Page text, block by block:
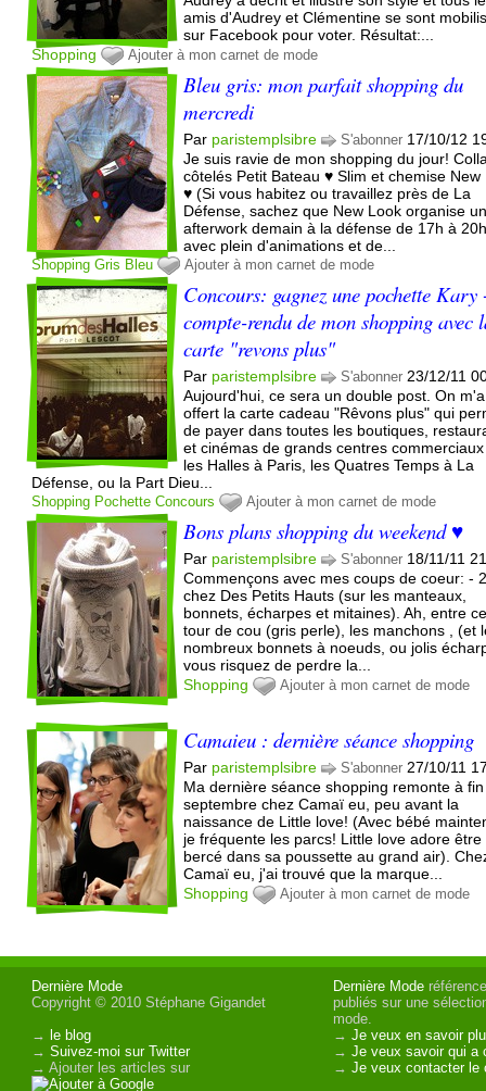
amis d'Audrey et Clémentine se sont
sur Facebook pour voter. Résultat:...
Shopping
Ajouter à mon carnet de mode
Bleu gris: mon parfait shopping du
mercredi
Par paristemplsibre S'abonner 17/10/12
Je suis ravie de mon shopping du jour!
côtelés Petit Bateau ♥ Slim et chemise New
♥ (Si vous habitez ou travaillez près de La
Défense, sachez que New Look organise
afterwork demain à la défense de 17h à
avec plein d'animations et de...
Shopping Gris Bleu Ajouter à mon carnet de mode
Concours: gagnez une pochette
compte-rendu de mon shopping avec
carte "revons plus"
Par paristemplsibre S'abonner 23/12/11
Aujourd'hui, ce sera un double post. On m'a
offert la carte cadeau "Rêvons plus" qui
de payer dans toutes les boutiques,
et cinémas de grands centres
les Halles à Paris, les Quatres Temps à La
Défense, ou la Part Dieu...
Shopping Pochette Concours Ajouter à mon carnet de mode
Bons plans shopping du weekend ♥
Par paristemplsibre S'abonner 18/11/11
Commençons avec mes coups de coeur: -
chez Des Petits Hauts (sur les manteaux,
bonnets, écharpes et mitaines). Ah, entre
tour de cou (gris perle), les manchons , (et
nombreux bonnets à noeuds, ou jolis
vous risquez de perdre la...
Shopping
Ajouter à mon carnet de mode
Camaieu : dernière séance shopping
Par paristemplsibre S'abonner 27/10/11
Ma dernière séance shopping remonte à fin
septembre chez Camaï eu, peu avant la
naissance de Little love! (Avec bébé
je fréquente les parcs! Little love adore être
bercé dans sa poussette au grand air).
Camaï eu, j'ai trouvé que la marque...
Shopping
Ajouter à mon carnet de mode
Dernière Mode
Copyright © 2010 Stéphane Gigandet
→ le blog
→Suivez-moi sur Twitter
→ Ajouter les articles sur
Dernière Mode
publiés sur une
mode.
→Je veux en savoir
→Je veux savoir qui a
→Je veux contacter le